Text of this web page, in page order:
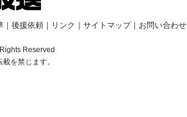
｜ 後援依頼｜ リンク ｜ サイトマップ｜ お問い合わせ
Reserved
を禁じます。